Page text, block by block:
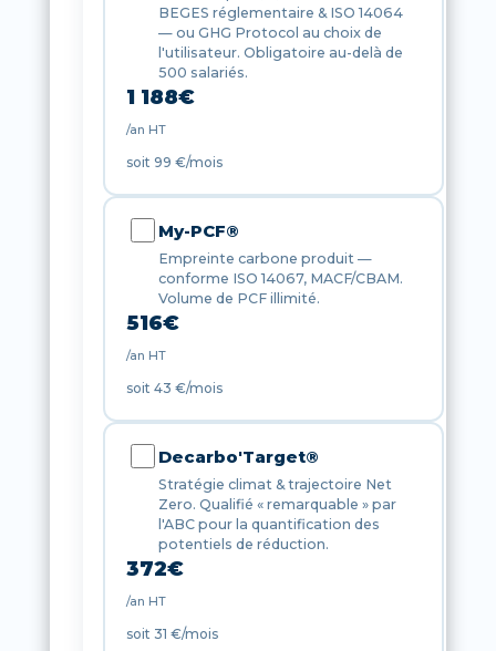
BEGES réglementaire & ISO 14064
— ou GHG Protocol au choix de
l'utilisateur. Obligatoire au-delà de
500 salariés.
1 188€
/an HT
soit 99 €/mois
My-PCF®
Empreinte carbone produit —
conforme ISO 14067, MACF/CBAM.
Volume de PCF illimité.
516€
/an HT
soit 43 €/mois
Decarbo'Target®
Stratégie climat & trajectoire Net
Zero. Qualifié « remarquable » par
l'ABC pour la quantification des
potentiels de réduction.
372€
/an HT
soit 31 €/mois